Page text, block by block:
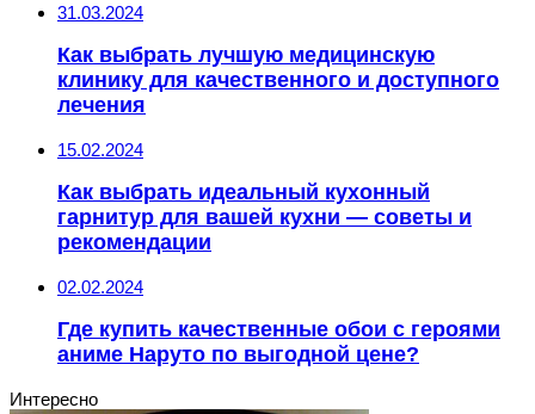
31.03.2024
Как выбрать лучшую медицинскую
клинику для качественного и доступного
лечения
15.02.2024
Как выбрать идеальный кухонный
гарнитур для вашей кухни — советы и
рекомендации
02.02.2024
Где купить качественные обои с героями
аниме Наруто по выгодной цене?
Интересно